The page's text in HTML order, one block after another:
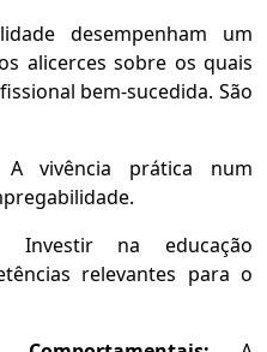
desempenham um
alicerces sobre os quais
bem-sucedida. São
A vivência prática num
Investir na educação
relevantes para o